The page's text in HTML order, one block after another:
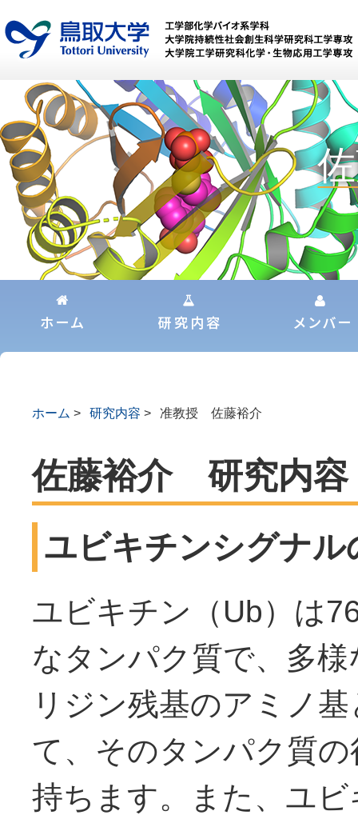
ホーム 研究内容 准教授 佐藤裕介
佐藤裕介 研究内容
ユビキチンシグナル
ユビキチン（Ub）は
なタンパク質で、多
リジン残基のアミノ
て、そのタンパク質
持ちます。また、ユ